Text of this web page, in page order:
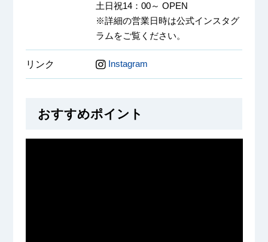
土日祝14：00～ OPEN
※詳細の営業日時は公式インスタグ
ラムをご覧ください。
リンク Instagram
おすすめポイント